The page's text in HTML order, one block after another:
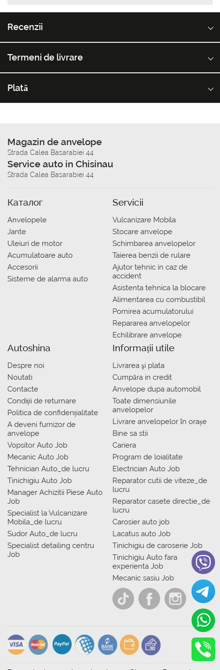
Recenzii
Termeni de livrare
Plată
Magazin de anvelope
Strada Calea Basarabiei 44
Service auto in Chisinau
Strada Calea Basarabiei 44
Каталог
Anvelopele
Jante
Uleiuri de motor
Acumulatoare auto
Accesorii
Sisteme de alarma auto
Servicii
Vulcanizare Mobila
Stocare anvelope
Schimbarea anvelopelor
Taierea benzii de rulare
Ajutor tehnic in caz de
accident
Asistenta tehnica la blocare
Alimentarea cu combustibil
Pornirea acumulatorului
Repararea anvelopelor
Echilibrare anvelope
Autoshina
Despre noi
Noutati
Contacte
Condiții de returnare
Politica de confidențialitate
A deveni furnizor de
anvelope
Vopsitor Auto Job
Mecanic Auto Job
Tehnician Auto_de lucru
Tinichigiu Auto Job
Manager Achizitii Piese Auto
Job
Specialist la Vulcanizare
Mobila_de lucru
Sudor Auto_de lucru
Specialist detailing centru
Job
Informații utile
Livrarea şi plata
Сumpăra in credit
Anvelope dupa automobil
Toate dimensiunile
anvelopelor
Livrare anvelopelor în orașe
Bine sa stii
Cariera
Program de loialitate
Electrician Auto Job
Reparator cutii de viteze_de
lucru
Reparator casete directie_de
lucru
Carosier auto job
Lacatus auto Job
Tinichigiu de caroserie Job
Tinichigiu Auto fara
experienta Job
Mecanic sasiu Job